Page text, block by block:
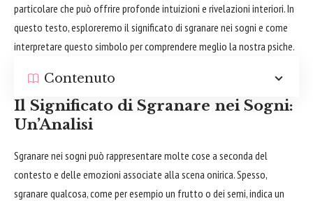
particolare che può offrire profonde intuizioni e rivelazioni interiori. In
questo testo, esploreremo il significato di sgranare nei sogni e come
interpretare questo simbolo per comprendere meglio la nostra psiche.
Contenuto
Il Significato di Sgranare nei Sogni:
Un’Analisi
Sgranare nei sogni può rappresentare molte cose a seconda del
contesto e delle emozioni associate alla scena onirica. Spesso,
sgranare qualcosa, come per esempio un frutto o dei semi, indica un